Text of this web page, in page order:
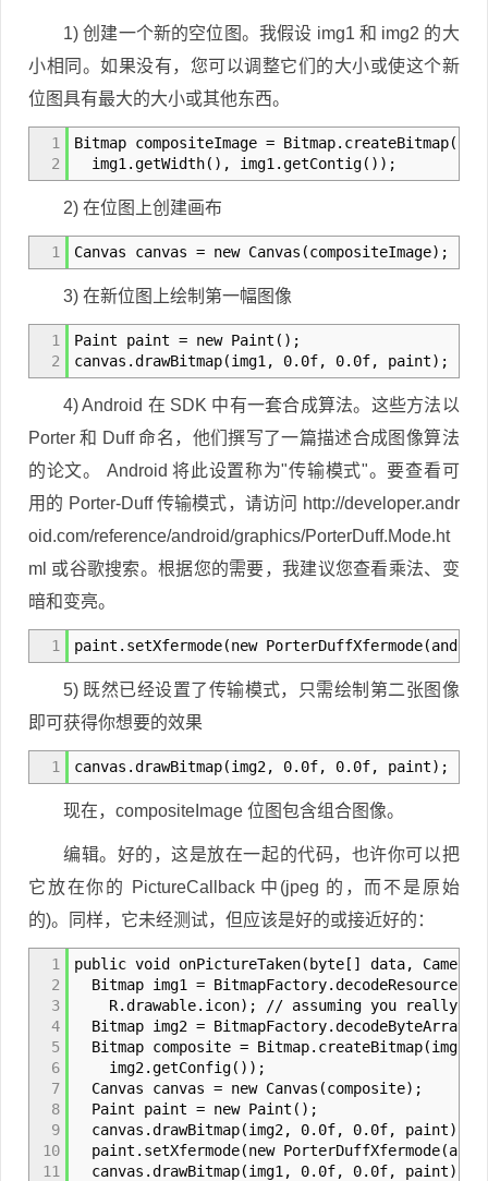
1) 创建一个新的空位图。我假设 img1 和 img2 的大
小相同。如果没有，您可以调整它们的大小或使这个新
位图具有最大的大小或其他东西。
1
2
Bitmap compositeImage =
img1.getWidth(), img1.getContig());
2) 在位图上创建画布
1 Canvas canvas = new Canvas(compositeImage);
3) 在新位图上绘制第一幅图像
1
2
Paint paint = new Paint();
canvas.drawBitmap(img1, 0.0f, 0.0f, paint);
4) Android 在 SDK 中有一套合成算法。这些方法以
Porter 和 Duff 命名，他们撰写了一篇描述合成图像算法
的论文。 Android 将此设置称为"传输模式"。要查看可
用的 Porter-Duff 传输模式，请访问 http://developer.andr
oid.com/reference/android/graphics/PorterDuff.Mode.ht
ml 或谷歌搜索。根据您的需要，我建议您查看乘法、变
暗和变亮。
1 paint.setXfermode(new
5) 既然已经设置了传输模式，只需绘制第二张图像
即可获得你想要的效果
1 canvas.drawBitmap(img2, 0.0f, 0.0f, paint);
现在，compositeImage 位图包含组合图像。
编辑。好的，这是放在一起的代码，也许你可以把
它放在你的 PictureCallback 中(jpeg 的，而不是原始
的)。同样，它未经测试，但应该是好的或接近好的：
1
2
3
4
5
6
7
8
9
10
11
public void onPictureTaken(byte[] data, Camera
Bitmap img1 =
R.drawable.icon); // assuming you really
Bitmap img2 =
Bitmap composite =
img2.getConfig());
Canvas canvas = new Canvas(composite);
Paint paint = new Paint();
canvas.drawBitmap(img2, 0.0f, 0.0f, paint);
paint.setXfermode(new
canvas.drawBitmap(img1, 0.0f, 0.0f, paint);